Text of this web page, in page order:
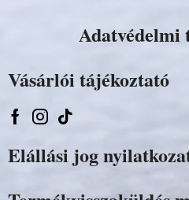
Adatvédelmi
Vásárlói tájékoztató
Elállási jog